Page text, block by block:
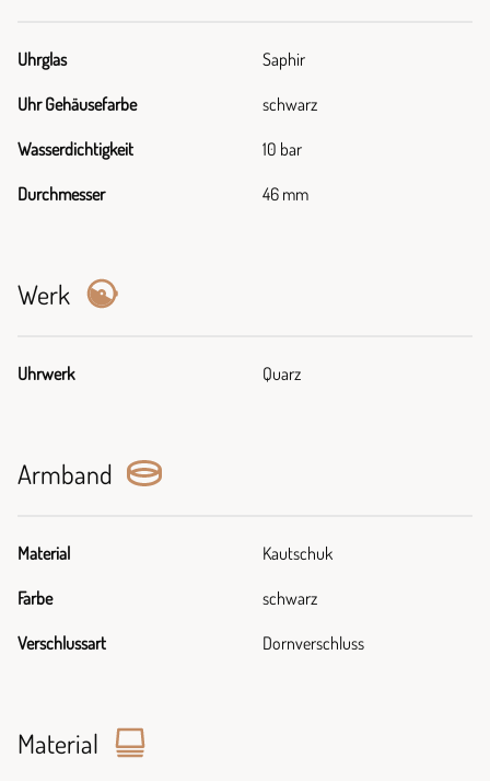
Uhrglas Saphir
Uhr Gehäusefarbe schwarz
Wasserdichtigkeit 10 bar
Durchmesser 46 mm
Werk
Uhrwerk Quarz
Armband
Material Kautschuk
Farbe schwarz
Verschlussart Dornverschluss
Material